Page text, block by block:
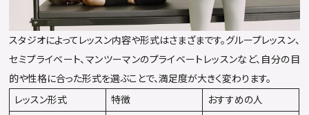
スタジオによってレッスン内容や形式はさまざまです。グループレッスン、
セミプライベート、マンツーマンのプライベートレッスンなど、自分の目
的や性格に合った形式を選ぶことで、満足度が大きく変わります。
レッスン形式
特徴 おすすめの人